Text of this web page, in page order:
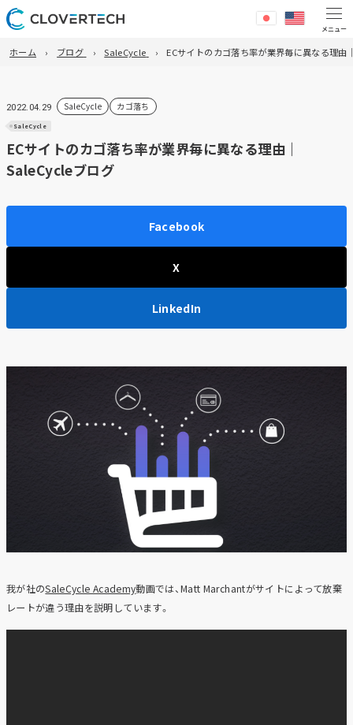
ホーム ブログ SaleCycle ECサイトのカゴ落ち率が業界毎に異なる理由
2022.04.29 SaleCycle カゴ落ち
SaleCycle
ECサイトのカゴ落ち率が業界毎に異なる理由｜
SaleCycleブログ
Facebook
X
LinkedIn
我が社のSaleCycle Academy動画では、Matt Marchantがサイトによって放棄
レートが違う理由を説明しています。